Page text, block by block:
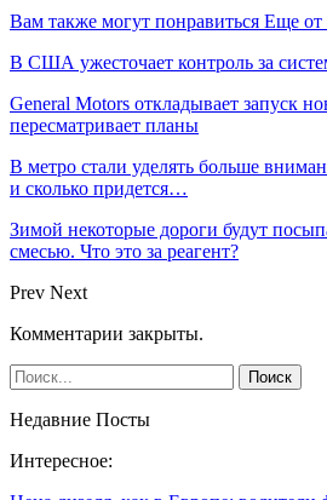
Вам также могут понравиться Еще от
В США ужесточает контроль за
General Motors откладывает запуск
пересматривает планы
В метро стали уделять больше
и сколько придется…
Зимой некоторые дороги будут
смесью. Что это за реагент?
Prev Next
Комментарии закрыты.
Недавние Посты
Интересное: